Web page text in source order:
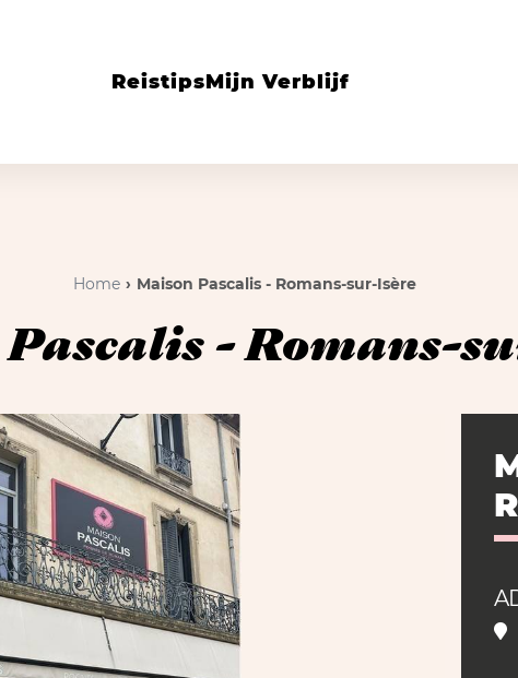
ReistipsMijn Verblijf
Home Maison Pascalis - Romans-sur-Isère
- Romans-